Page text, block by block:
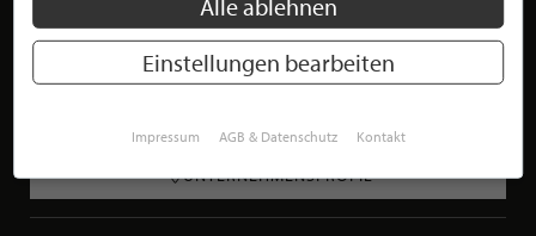
Wissenslücken zu schließen und nachhaltige Lösungen zu
UNTERNEHMENSPROFIL
Alle ablehnen
Einstellungen bearbeiten
Impressum AGB & Datenschutz Kontakt